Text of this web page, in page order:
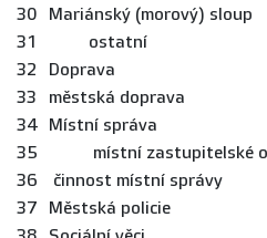
30
Mariánský (morový) sloup
31
ostatní
32
Doprava
33
městská doprava
34 Místní správa
35
místní zastupitelské
36
činnost místní správy
37
Městská policie